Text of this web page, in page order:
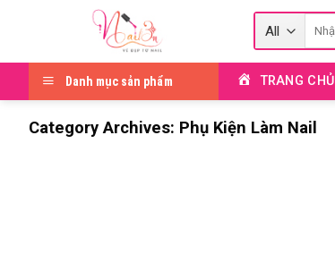
Tìm
Danh mục sản phẩm TRANG CHỦ
Category Archives: Phụ Kiện Làm Nail